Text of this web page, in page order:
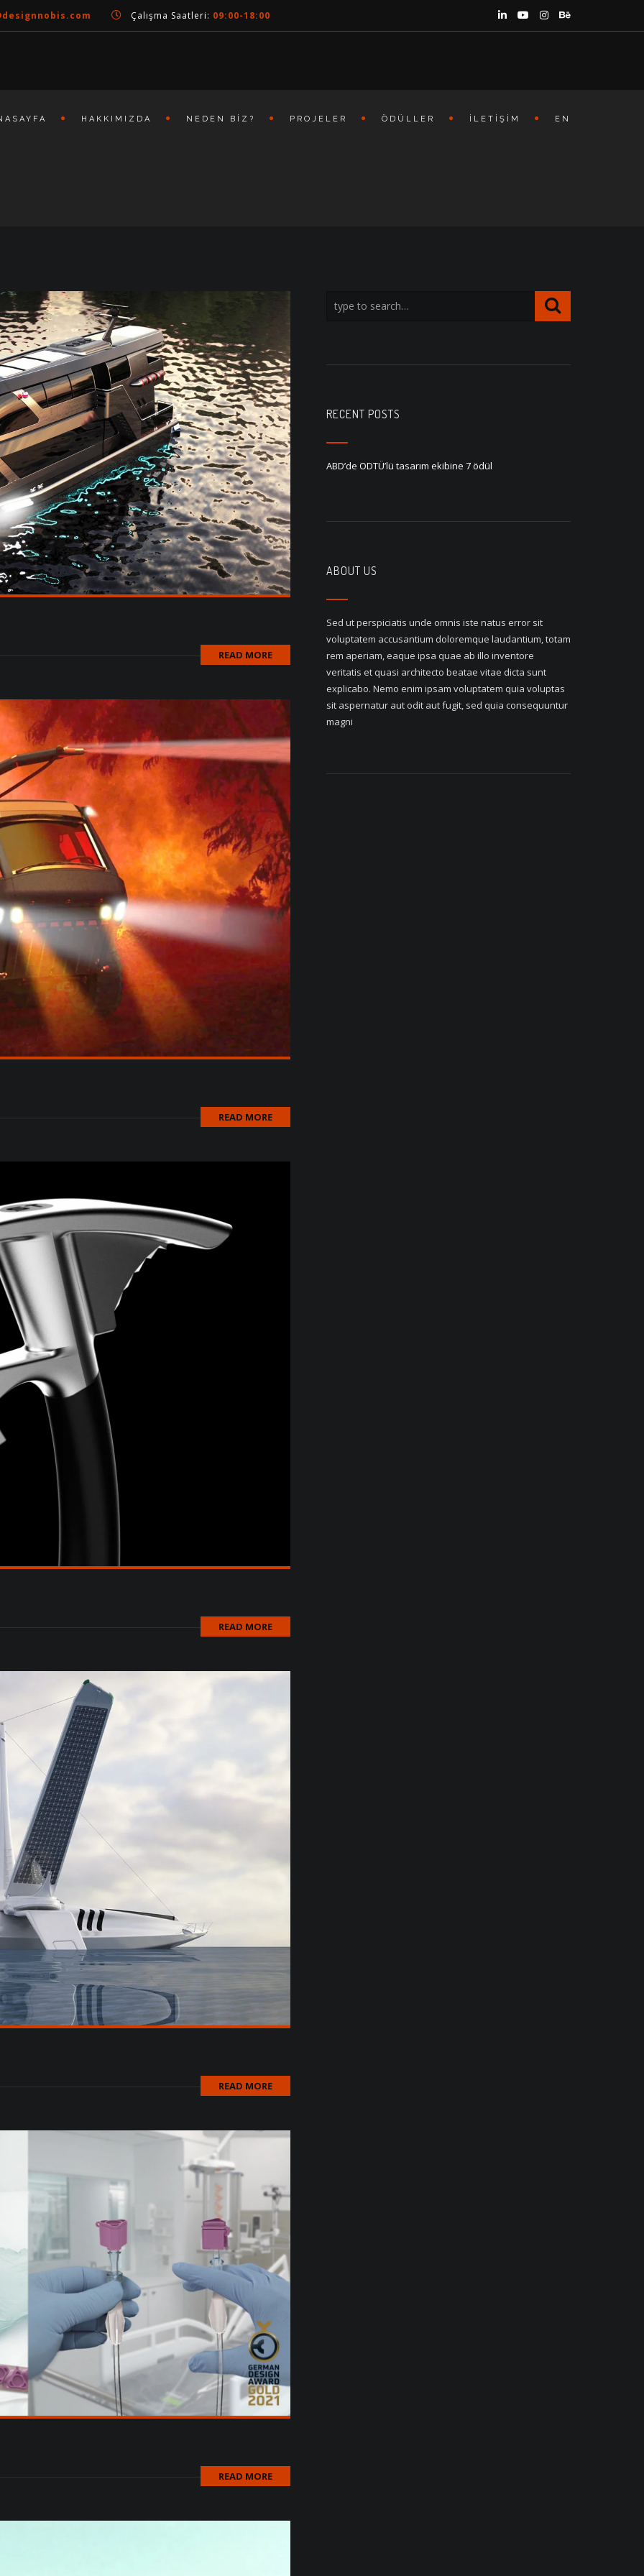
Çalışma Saatleri: 09:00-18:00
HAKKIMIZDA NEDEN BIZ? PROJELER ÖDÜLLER İLETIŞIM EN
READ MORE
READ MORE
READ MORE
READ MORE
READ MORE
RECENT POSTS
ABD’de ODTÜ’lü tasarım ekibine 7 ödül
ABOUT US
Sed ut perspiciatis unde omnis iste natus error sit
voluptatem accusantium doloremque laudantium, totam
rem aperiam, eaque ipsa quae ab illo inventore
veritatis et quasi architecto beatae vitae dicta sunt
explicabo. Nemo enim ipsam voluptatem quia voluptas
sit aspernatur aut odit aut fugit, sed quia consequuntur
magni